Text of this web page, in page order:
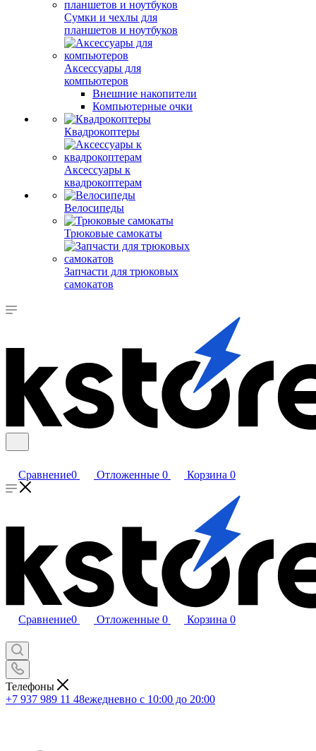
Сумки и чехлы для
планшетов и ноутбуков
Аксессуары для
компьютеров
Внешние накопители
Компьютерные очки
Квадрокоптеры
Аксессуары к
квадрокоптерам
Велосипеды
Трюковые самокаты
Запчасти для трюковых
самокатов
Сравнение0 Отложенные 0 Корзина 0
Сравнение0 Отложенные 0 Корзина 0
Телефоны
+7 937 989 11 48ежедневно с 10:00 до 20:00